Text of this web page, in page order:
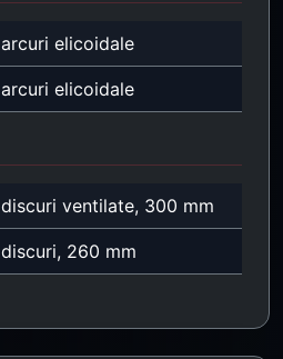
arcuri elicoidale
arcuri elicoidale
discuri ventilate, 300 mm
discuri, 260 mm